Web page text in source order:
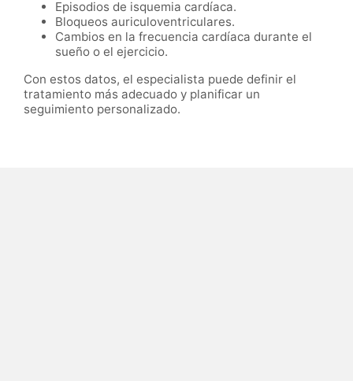
Episodios de isquemia cardíaca.
Bloqueos auriculoventriculares.
Cambios en la frecuencia cardíaca durante el
sueño o el ejercicio.
Con estos datos, el especialista puede definir el
tratamiento más adecuado y planificar un
seguimiento personalizado.